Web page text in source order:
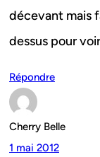
décevant mais
dessus pour
Répondre
Cherry Belle
1 mai 2012